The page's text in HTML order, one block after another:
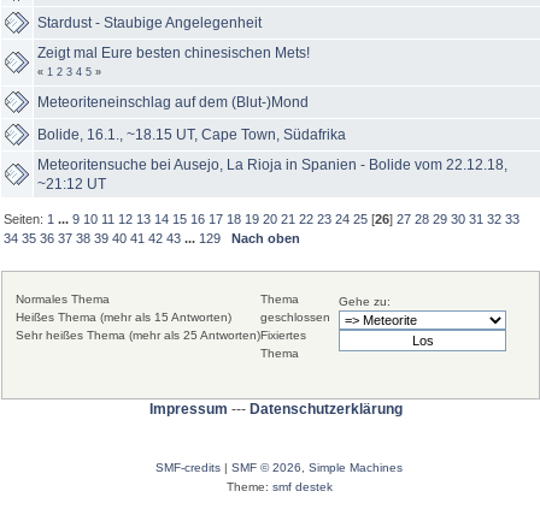
Stardust - Staubige Angelegenheit
Zeigt mal Eure besten chinesischen Mets!
« 1 2 3 4 5 »
Meteoriteneinschlag auf dem (Blut-)Mond
Bolide, 16.1., ~18.15 UT, Cape Town, Südafrika
Meteoritensuche bei Ausejo, La Rioja in Spanien - Bolide vom 22.12.18,
~21:12 UT
Seiten: 1 ...9 10 11 12 13 14 15 16 17 18 19 20 21 22 23 24 25 [26]27 28 29 30 31 32 33
34 35 36 37 38 39 40 41 42 43 ... 129 Nach oben
Gehe zu:
Normales Thema
Heißes Thema (mehr als 15 Antworten)
Sehr heißes Thema (mehr als 25 Antworten)
Thema
geschlossen
Fixiertes
Thema
Impressum --- Datenschutzerklärung
SMF-credits | SMF © 2026
Simple Machines
Theme: smf destek